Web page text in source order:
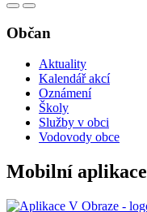
Občan
Aktuality
Kalendář akcí
Oznámení
Školy
Služby v obci
Vodovody obce
Mobilní aplikace